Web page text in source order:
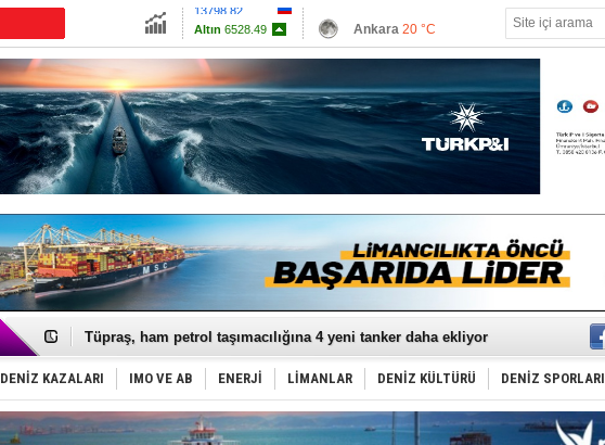
Altın
6528.49
Euro54.9803
Ankara 20 °C
Antalya23 °C
Muğla 23 °C
Çanakkale 22 °C
Anadolu Tersanesi EYDEP’te A sertifikası alan ilk tersane oldu
Tüpraş, ham petrol taşımacılığına 4 yeni tanker daha ekliyor
İTU AUV, Dünya’da 2. oldu!
LNG taşımacılığında maliyetler katlandı
PROYAD, yat mürettebatı için yurt dışı harcı için düzenleme istiyor
Türkiye-Irak enerji hattında yeni dönem başlıyor
Türk Armatöre 'Uyuşturucu' tutuklaması!
DENİZ KAZALARI IMO VE AB ENERJİ LİMANLAR DENİZ KÜLTÜRÜ DENİZ SPORLARI